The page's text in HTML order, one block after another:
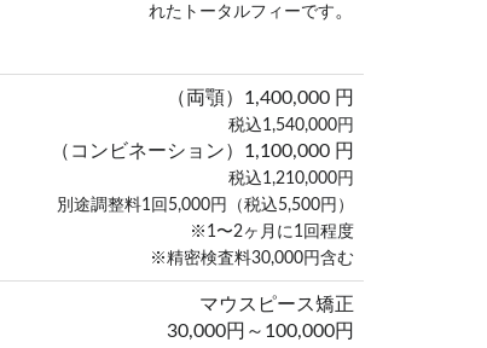
れたトータルフィーです 。
（両顎）1,400,000 円
税込1,540,000円
（コンビネーション）1,100,000 円
税込1,210,000円
別途調整料1回5,000円（税込5,500円）
※1〜2ヶ月に1回程度
※精密検査料30,000円含む
マウスピース矯正
30,000円～100,000円